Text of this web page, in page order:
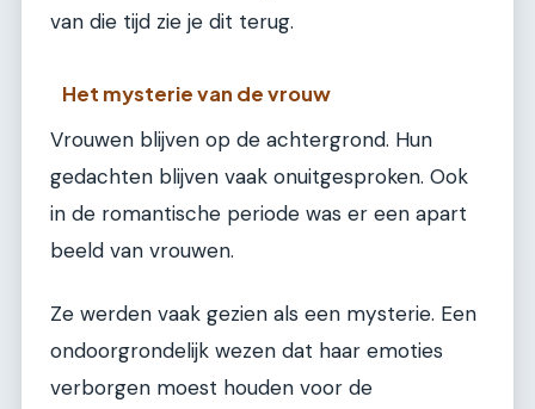
van die tijd zie je dit terug.
Het mysterie van de vrouw
Vrouwen blijven op de achtergrond. Hun
gedachten blijven vaak onuitgesproken. Ook
in de romantische periode was er een apart
beeld van vrouwen.
Ze werden vaak gezien als een mysterie. Een
ondoorgrondelijk wezen dat haar emoties
verborgen moest houden voor de